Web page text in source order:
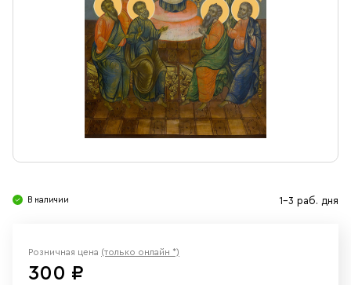
Ювелирные изделия
В наличии 1-3 раб. дня
Розничная цена (только онлайн *)
300 ₽